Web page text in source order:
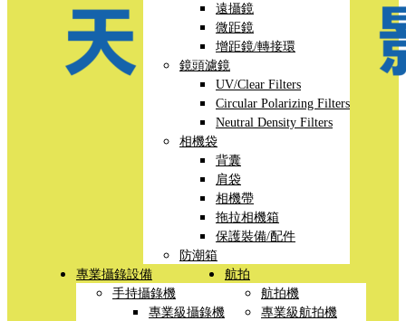
遠攝鏡
微距鏡
增距鏡/轉接環
鏡頭濾鏡
UV/Clear Filters
Circular Polarizing Filters
Neutral Density Filters
相機袋
背囊
肩袋
相機帶
拖拉相機箱
保護裝備/配件
防潮箱
專業攝錄設備
手持攝錄機
專業級攝錄機
航拍
航拍機
專業級航拍機